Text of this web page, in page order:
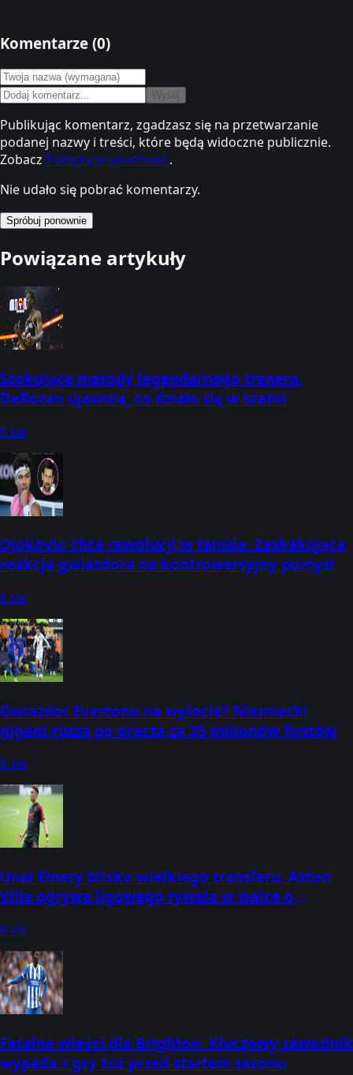
Komentarze (0)
Wyślij
Publikując komentarz, zgadzasz się na przetwarzanie
podanej nazwy i treści, które będą widoczne publicznie.
Zobacz Politykę prywatności.
Nie udało się pobrać komentarzy.
Spróbuj ponownie
Powiązane artykuły
Szokujące metody legendarnego trenera.
DeRozan ujawnia, co działo się w szatni
6 sie
Djoković chce rewolucji w tenisie. Zaskakująca
reakcja gwiazdora na kontrowersyjny pomysł
6 sie
Gwiazdor Evertonu na wylocie? Niemiecki
gigant rusza po gracza za 35 milionów funtów
6 sie
Unai Emery blisko wielkiego transferu. Aston
Villa ogrywa ligowego rywala w walce o
6 sie
Fatalne wieści dla Brighton. Kluczowy zawodnik
wypada z gry tuż przed startem sezonu